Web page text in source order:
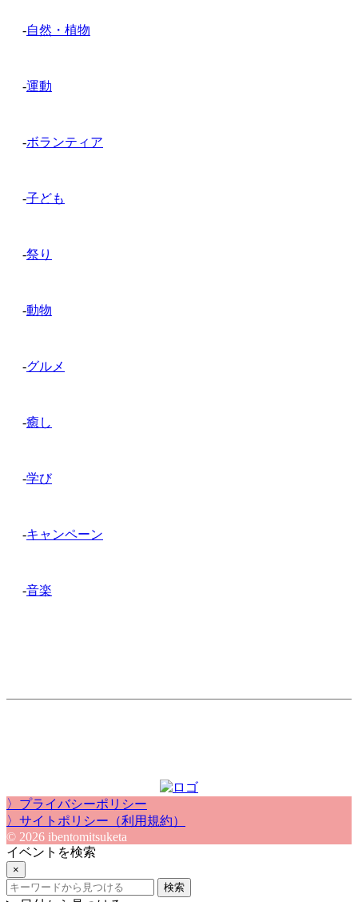
-自然・植物
-運動
-ボランティア
-子ども
-祭り
-動物
-グルメ
-癒し
-学び
-キャンペーン
-音楽
〉プライバシーポリシー
〉サイトポリシー（利用規約）
© 2026 ibentomitsuketa
イベントを検索
×
検索